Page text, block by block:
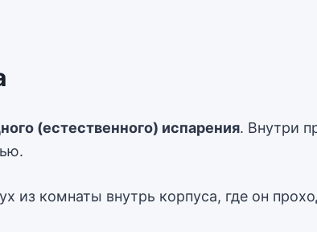
(естественного) испарения. Внутри
из комнаты внутрь корпуса, где он